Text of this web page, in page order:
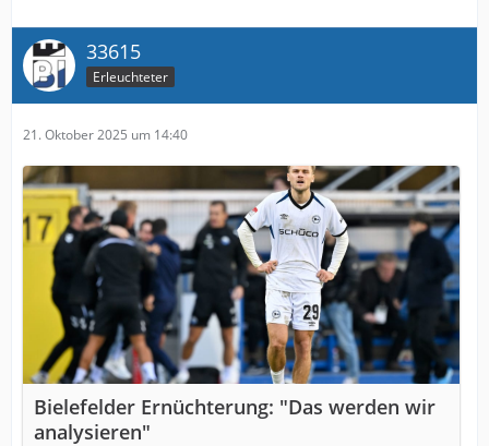
33615
Erleuchteter
21. Oktober 2025 um 14:40
Bielefelder Ernüchterung: "Das werden wir
analysieren"